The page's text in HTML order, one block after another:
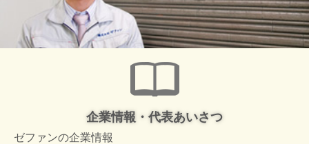
企業情報・代表あいさつ
ゼファンの企業情報